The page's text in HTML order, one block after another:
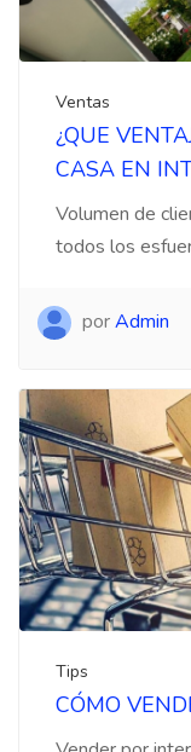
Ventas
¿QUE
CASA EN
Volumen de
todos los
porAdmin
Tips
CÓMO